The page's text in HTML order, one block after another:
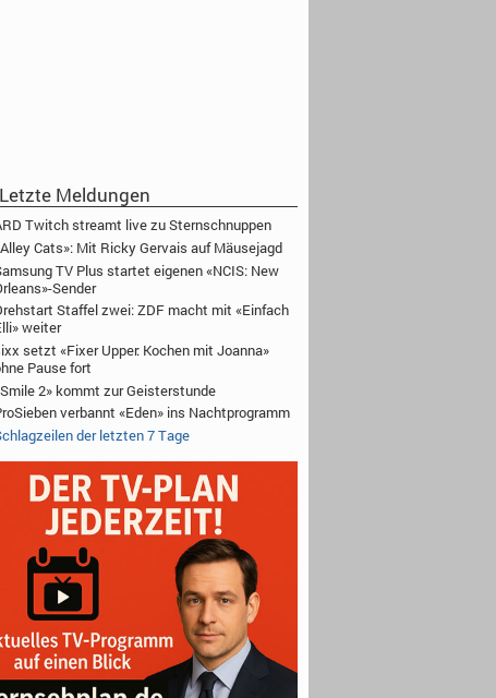
Letzte Meldungen
Twitch streamt live zu Sternschnuppen
Cats»: Mit Ricky Gervais auf Mäusejagd
TV Plus startet eigenen «NCIS: New
Sender
Staffel zwei: ZDF macht mit «Einfach
weiter
setzt «Fixer Upper: Kochen mit Joanna»
Pause fort
2» kommt zur Geisterstunde
verbannt «Eden» ins Nachtprogramm
der letzten 7 Tage